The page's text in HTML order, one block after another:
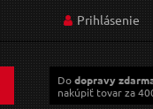
Prihlásenie
Dodopravy
nakúpiť tovar za